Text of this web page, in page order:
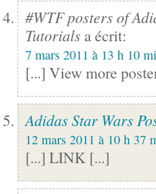
#WTF posters of
Tutorials a écrit:
7 mars 2011 à 13 h 10
[...] View more
Adidas Star Wars
12 mars 2011 à 10 h 37
[...] LINK [...]